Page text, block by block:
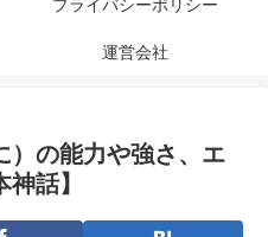
プライバシーポリシー
運営会社
）の能力や強さ、エ
神話】